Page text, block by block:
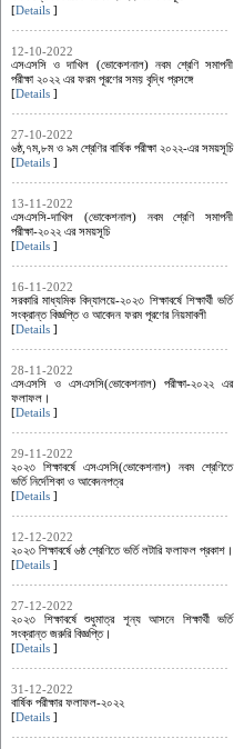
[Details ]
12-10-2022
এসএসসি ও দাখিল (ভোকেশনাল) নবম শ্রেণি সমাপনী
পরীক্ষা ২০২২ এর ফরম পূরণের সময় বৃদ্ধি প্রসঙ্গে
[Details ]
27-10-2022
৬ষ্ঠ,৭ম,৮ম ও ৯ম শ্রেণির বার্ষিক পরীক্ষা ২০২২-এর সময়সূচি
[Details ]
13-11-2022
এসএসসি-দাখিল (ভোকেশনাল) নবম শ্রেণি সমাপনী
পরীক্ষা-২০২২ এর সময়সূচি
[Details ]
16-11-2022
সরকারি মাধ্যমিক বিদ্যালয়ে-২০২৩ শিক্ষাবর্ষে শিক্ষার্থী ভর্তি
সংক্রান্ত বিজ্ঞপ্তি ও আবেদন ফরম পূরণের নিয়মাবলী
[Details ]
28-11-2022
এসএসসি ও এসএসসি(ভোকেশনাল) পরীক্ষা-২০২২ এর
ফলাফল।
[Details ]
29-11-2022
২০২৩ শিক্ষাবর্ষে এসএসসি(ভোকেশনাল) নবম শ্রেণিতে
ভর্তি নির্দেশিকা ও আবেদনপত্র
[Details ]
12-12-2022
২০২৩ শিক্ষাবর্ষে ৬ষ্ঠ শ্রেণিতে ভর্তি লটারি ফলাফল প্রকাশ।
[Details ]
27-12-2022
২০২৩ শিক্ষাবর্ষে শুধুমাত্র শূন্য আসনে শিক্ষার্থী ভর্তি
সংক্রান্ত জরুরি বিজ্ঞপ্তি।
[Details ]
31-12-2022
বার্ষিক পরীক্ষার ফলাফল-২০২২
[Details ]